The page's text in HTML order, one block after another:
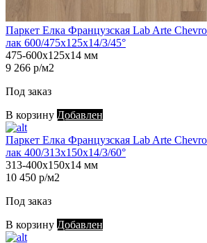
Паркет Елка Французская Lab Arte
лак 600/475х125х14/3/45°
475-600х125х14 мм
9 266 р/м2
Под заказ
В корзину Добавлен
Паркет Елка Французская Lab Arte
лак 400/313х150х14/3/60°
313-400х150х14 мм
10 450 р/м2
Под заказ
В корзину Добавлен